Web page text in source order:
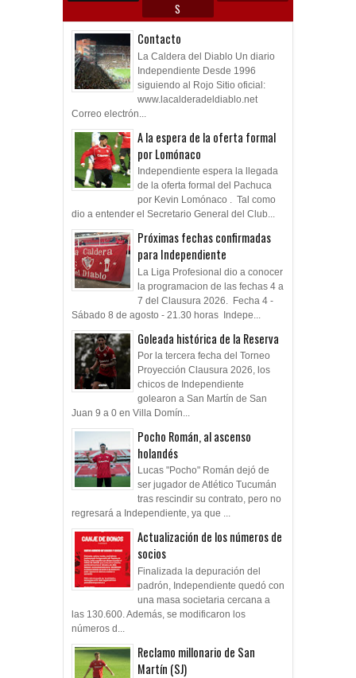
S
Contacto
La Caldera del Diablo Un diario
Independiente Desde 1996
siguiendo al Rojo Sitio oficial:
www.lacalderadeldiablo.net
Correo electrón...
A la espera de la oferta formal
por Lomónaco
Independiente espera la llegada
de la oferta formal del Pachuca
por Kevin Lomónaco . Tal como
dio a entender el Secretario General del Club...
Próximas fechas confirmadas
para Independiente
La Liga Profesional dio a conocer
la programacion de las fechas 4 a
7 del Clausura 2026. Fecha 4 -
Sábado 8 de agosto - 21.30 horas Indepe...
Goleada histórica de la Reserva
Por la tercera fecha del Torneo
Proyección Clausura 2026, los
chicos de Independiente
golearon a San Martín de San
Juan 9 a 0 en Villa Domín...
Pocho Román, al ascenso
holandés
Lucas "Pocho" Román dejó de
ser jugador de Atlético Tucumán
tras rescindir su contrato, pero no
regresará a Independiente, ya que ...
Actualización de los números de
socios
Finalizada la depuración del
padrón, Independiente quedó con
una masa societaria cercana a
las 130.600. Además, se modificaron los
números d...
Reclamo millonario de San
Martín (SJ)